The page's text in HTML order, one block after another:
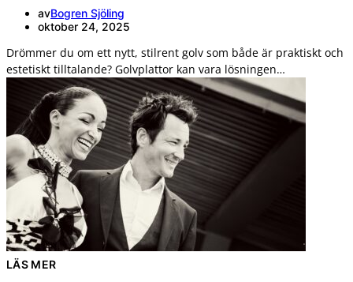
avBogren Sjöling
oktober 24, 2025
Drömmer du om ett nytt, stilrent golv som både är praktiskt och
estetiskt tilltalande? Golvplattor kan vara lösningen…
LÄS MER